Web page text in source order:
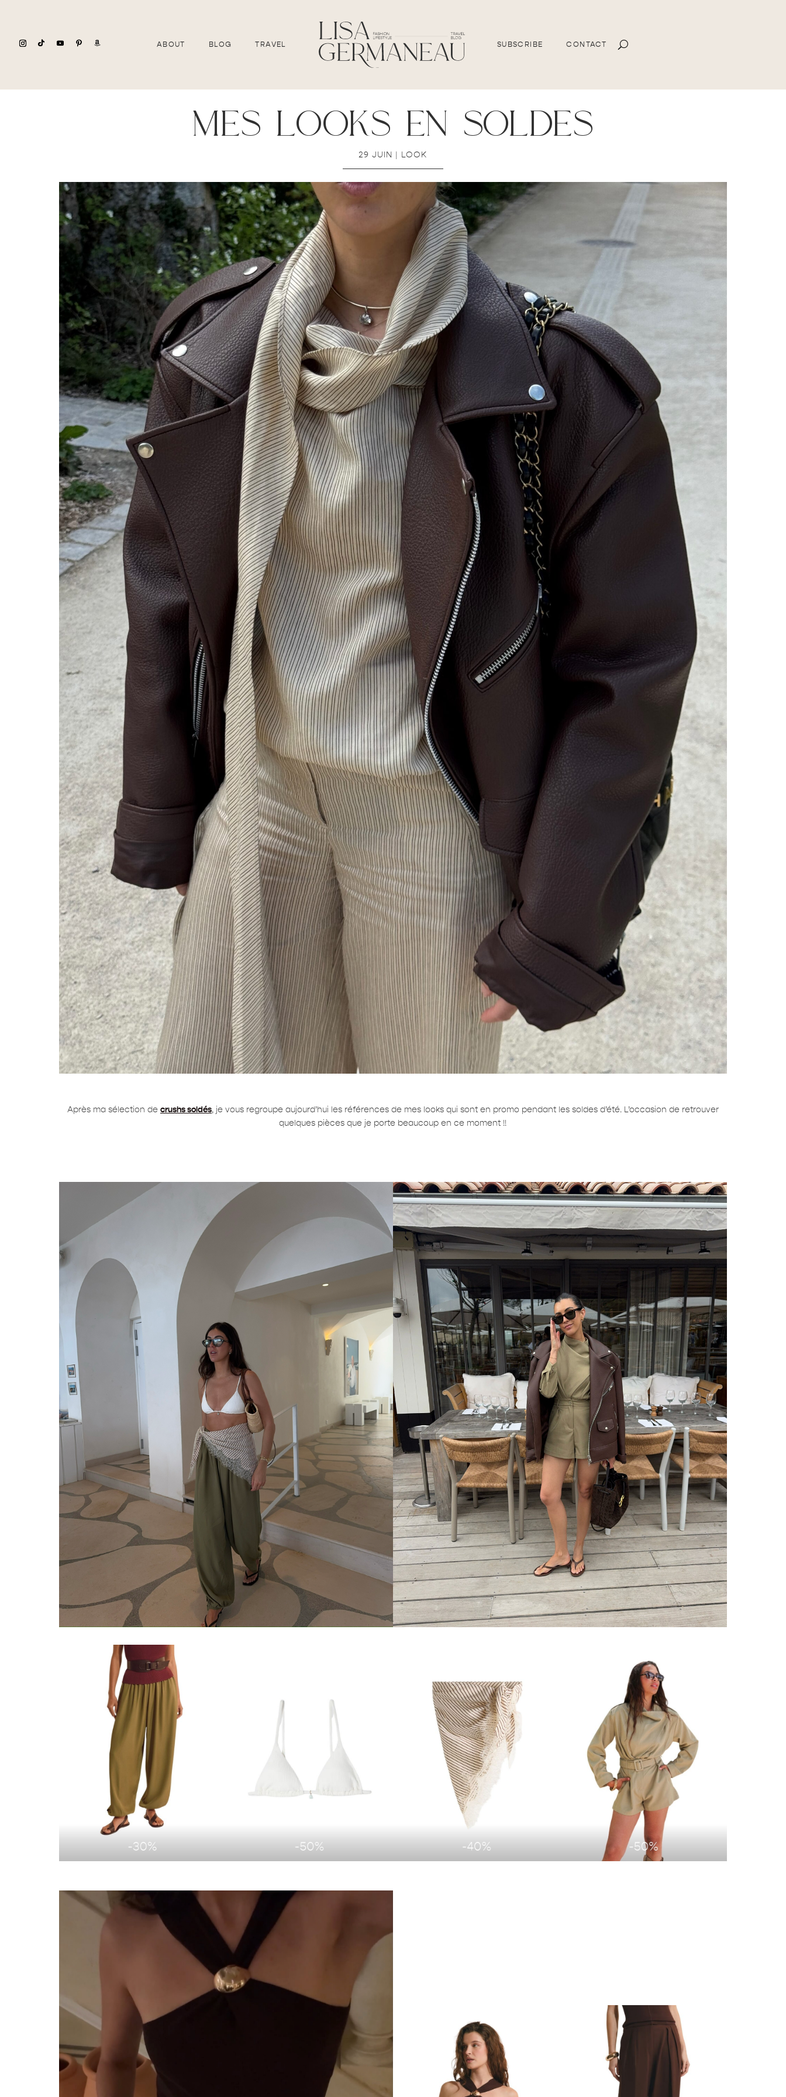
ABOUT BLOG TRAVEL SUBSCRIBE CONTACT
mes looks en soldes
29 JUIN | LOOK
Après ma sélection de crushs soldés, je vous regroupe aujourd’hui les références de mes looks qui sont en promo pendant les soldes d’été. L’occasion de retrouver
quelques pièces que je porte beaucoup en ce moment !!